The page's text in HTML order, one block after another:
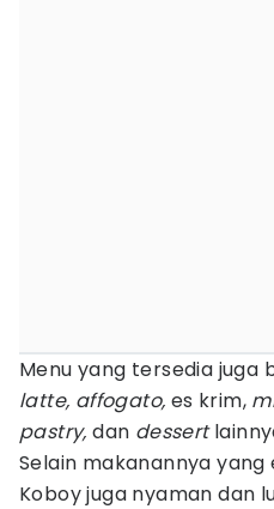
Menu yang tersedia juga
latte, affogato, es krim,
pastry, dan dessert
Selain makanannya
Koboy juga nyaman dan